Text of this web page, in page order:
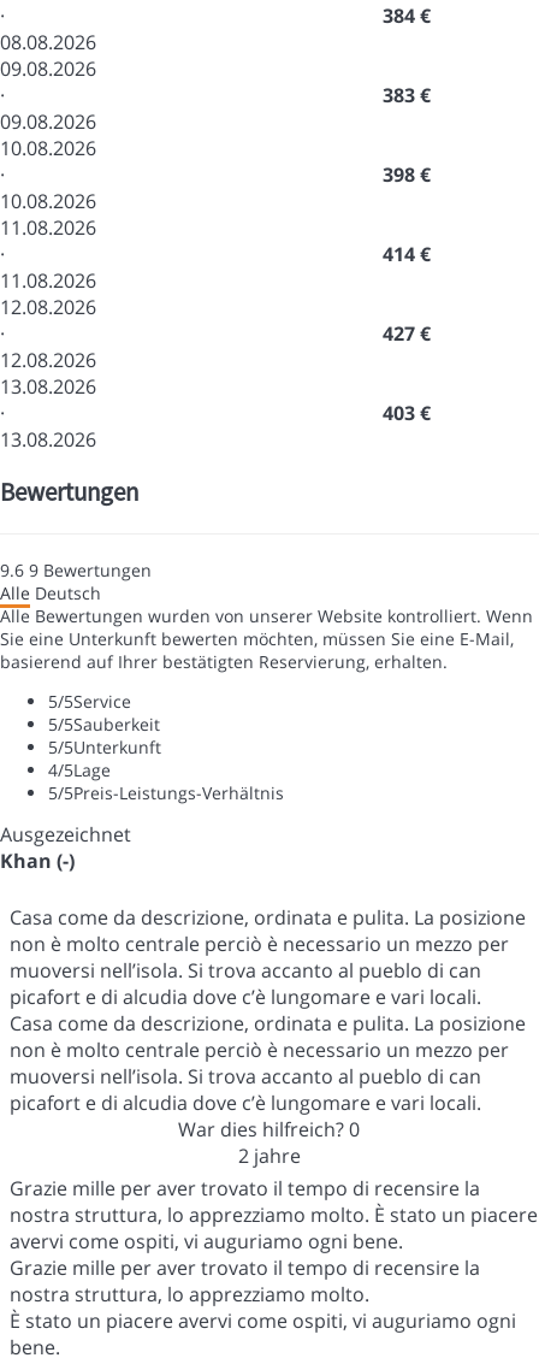
·
08.08.2026
384 €
09.08.2026
·
09.08.2026
383 €
10.08.2026
·
10.08.2026
398 €
11.08.2026
·
11.08.2026
414 €
12.08.2026
·
12.08.2026
427 €
13.08.2026
·
13.08.2026
403 €
Bewertungen
9.6 9 Bewertungen
Alle Deutsch
Alle Bewertungen wurden von unserer Website kontrolliert. Wenn
Sie eine Unterkunft bewerten möchten, müssen Sie eine E-Mail,
basierend auf Ihrer bestätigten Reservierung, erhalten.
5/5Service
5/5Sauberkeit
5/5Unterkunft
4/5Lage
5/5Preis-Leistungs-Verhältnis
Ausgezeichnet
Khan (-)
Casa come da descrizione, ordinata e pulita. La posizione
non è molto centrale perciò è necessario un mezzo per
muoversi nell’isola. Si trova accanto al pueblo di can
picafort e di alcudia dove c’è lungomare e vari locali.
Casa come da descrizione, ordinata e pulita. La posizione
non è molto centrale perciò è necessario un mezzo per
muoversi nell’isola. Si trova accanto al pueblo di can
picafort e di alcudia dove c’è lungomare e vari locali.
War dies hilfreich?0
2 jahre
Grazie mille per aver trovato il tempo di recensire la
nostra struttura, lo apprezziamo molto. È stato un piacere
avervi come ospiti, vi auguriamo ogni bene.
Grazie mille per aver trovato il tempo di recensire la
nostra struttura, lo apprezziamo molto.
È stato un piacere avervi come ospiti, vi auguriamo ogni
bene.